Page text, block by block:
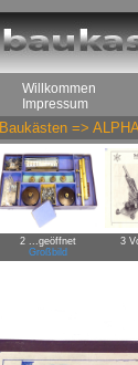
Willkommen
Impressum
Baukästen => ALPHA
2 ...geöffnet
Großbild
3